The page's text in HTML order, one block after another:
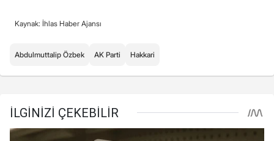
Kaynak: İhlas Haber Ajansı
Abdulmuttalip Özbek AK Parti Hakkari